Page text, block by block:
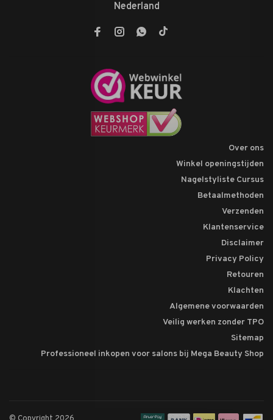
Nederland
Over ons
Winkel openingstijden
Nagelstyliste Cursus
Betaalmethoden
Verzenden
Klantenservice
Disclaimer
Privacy Policy
Retouren
Klachten
Algemene voorwaarden
Veilig werken zonder TPO
Sitemap
Professioneel inkopen voor salons bij Mega Beauty Shop